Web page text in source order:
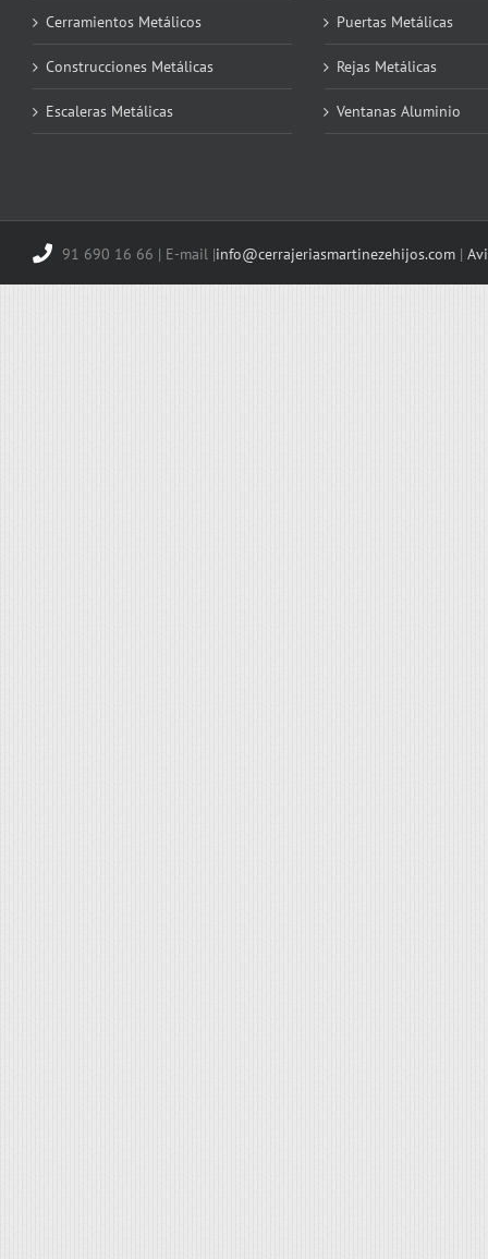
Cerramientos Metálicos
Construcciones Metálicas
Escaleras Metálicas
Puertas Metálicas
Rejas Metálicas
Ventanas Aluminio
91 690 16 66 | E-mail |info@cerrajeriasmartinezehijos.com |